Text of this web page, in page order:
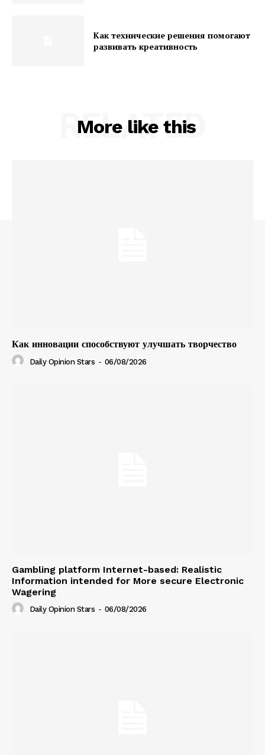
Как технические решения помогают
развивать креативность
More like this
RELATED
Как инновации способствуют улучшать творчество
Daily Opinion Stars - 06/08/2026
Gambling platform Internet-based: Realistic
Information intended for More secure Electronic
Wagering
Daily Opinion Stars - 06/08/2026